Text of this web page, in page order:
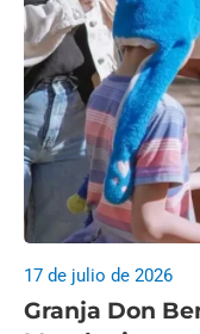
Granja Don
17 de julio de 2026